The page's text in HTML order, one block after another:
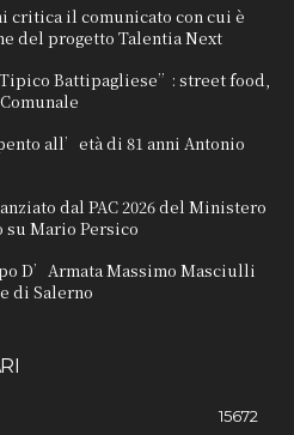
critica il comunicato con cui è
del progetto Talentia Next
Battipagliese”: street food,
all’età di 81 anni Antonio
dal PAC 2026 del Ministero
Mario Persico
D’Armata Massimo Masciulli
di Salerno
15672